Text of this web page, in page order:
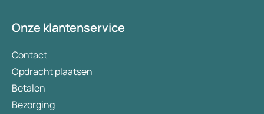
Onze klantenservice
Contact
Opdracht plaatsen
Betalen
Bezorging